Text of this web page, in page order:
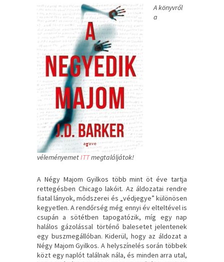
A könyvről
a
véleményemetITTmegtaláljátok!
A ​Négy Majom Gyilkos több mint öt éve tartja
rettegésben Chicago lakóit. Az áldozatai rendre
fiatal lányok, módszerei és „védjegye” különösen
kegyetlen. A rendőrség még ennyi év elteltével is
csupán a sötétben tapogatózik, míg egy nap
halálos gázolással történő balesetet jelentenek
egy buszmegállóban. Kiderül, hogy az áldozat a
Négy Majom Gyilkos. A helyszínelés során többek
közt egy naplót találnak nála, és minden arra utal,